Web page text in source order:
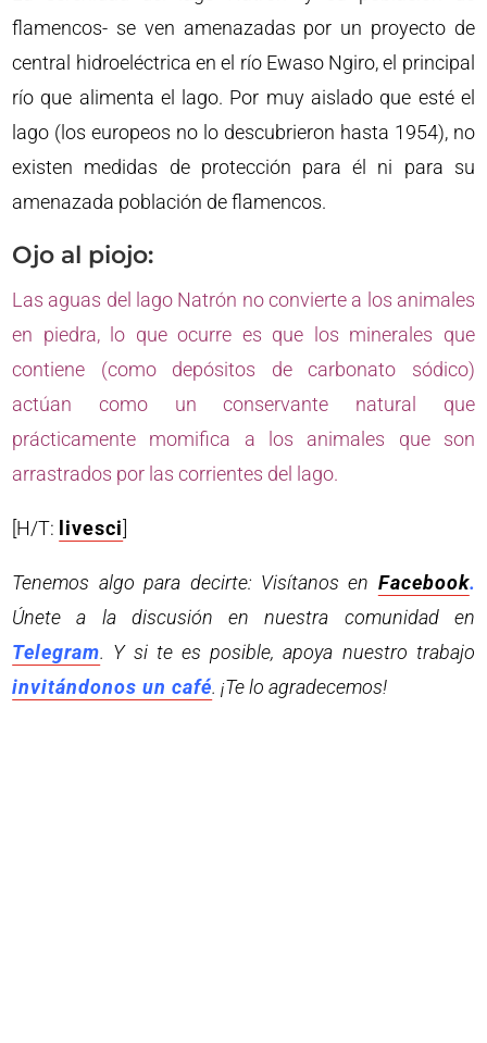
flamencos- se ven amenazadas por un proyecto de
central hidroeléctrica en el río Ewaso Ngiro, el principal
río que alimenta el lago. Por muy aislado que esté el
lago (los europeos no lo descubrieron hasta 1954), no
existen medidas de protección para él ni para su
amenazada población de flamencos.
Ojo al piojo:
Las aguas del lago Natrón no convierte a los animales
en piedra, lo que ocurre es que los minerales que
contiene (como depósitos de carbonato sódico)
actúan como un conservante natural que
prácticamente momifica a los animales que son
arrastrados por las corrientes del lago.
[H/T: livesci
Tenemos algo para decirte: Visítanos en Facebook.
Únete a la discusión en nuestra comunidad en
Telegram. Y si te es posible, apoya nuestro trabajo
invitándonos un café. ¡Te lo agradecemos!